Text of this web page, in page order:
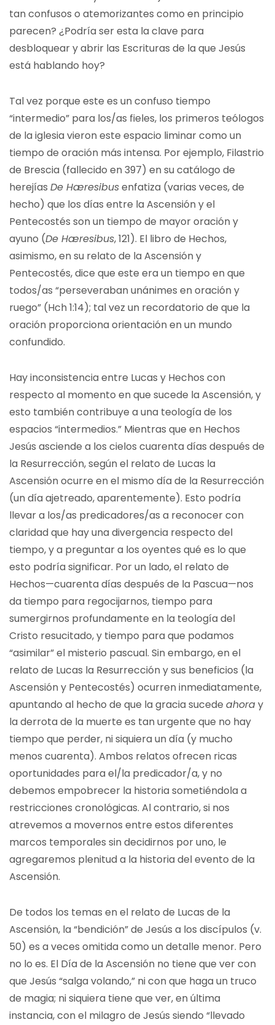
tan confusos o atemorizantes como en principio
parecen? ¿Podría ser esta la clave para
desbloquear y abrir las Escrituras de la que Jesús
está hablando hoy?
Tal vez porque este es un confuso tiempo
“intermedio” para los/as fieles, los primeros teólogos
de la iglesia vieron este espacio liminar como un
tiempo de oración más intensa. Por ejemplo, Filastrio
de Brescia (fallecido en 397) en su catálogo de
herejías De Hæresibusenfatiza (varias veces, de
hecho) que los días entre la Ascensión y el
Pentecostés son un tiempo de mayor oración y
ayuno (De Hæresibus, 121). El libro de Hechos,
asimismo, en su relato de la Ascensión y
Pentecostés, dice que este era un tiempo en que
todos/as “perseveraban unánimes en oración y
ruego” (Hch 1:14); tal vez un recordatorio de que la
oración proporciona orientación en un mundo
confundido.
Hay inconsistencia entre Lucas y Hechos con
respecto al momento en que sucede la Ascensión, y
esto también contribuye a una teología de los
espacios “intermedios.” Mientras que en Hechos
Jesús asciende a los cielos cuarenta días después de
la Resurrección, según el relato de Lucas la
Ascensión ocurre en el mismo día de la Resurrección
(un día ajetreado, aparentemente). Esto podría
llevar a los/as predicadores/as a reconocer con
claridad que hay una divergencia respecto del
tiempo, y a preguntar a los oyentes qué es lo que
esto podría significar. Por un lado, el relato de
Hechos—cuarenta días después de la Pascua—nos
da tiempo para regocijarnos, tiempo para
sumergirnos profundamente en la teología del
Cristo resucitado, y tiempo para que podamos
“asimilar” el misterio pascual. Sin embargo, en el
relato de Lucas la Resurrección y sus beneficios (la
Ascensión y Pentecostés) ocurren inmediatamente,
apuntando al hecho de que la gracia sucede ahoray
la derrota de la muerte es tan urgente que no hay
tiempo que perder, ni siquiera un día (y mucho
menos cuarenta). Ambos relatos ofrecen ricas
oportunidades para el/la predicador/a, y no
debemos empobrecer la historia sometiéndola a
restricciones cronológicas. Al contrario, si nos
atrevemos a movernos entre estos diferentes
marcos temporales sin decidirnos por uno, le
agregaremos plenitud a la historia del evento de la
Ascensión.
De todos los temas en el relato de Lucas de la
Ascensión, la “bendición” de Jesús a los discípulos (v.
50) es a veces omitida como un detalle menor. Pero
no lo es. El Día de la Ascensión no tiene que ver con
que Jesús “salga volando,” ni con que haga un truco
de magia; ni siquiera tiene que ver, en última
instancia, con el milagro de Jesús siendo “llevado